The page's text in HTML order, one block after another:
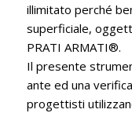
illimitato perché
superficiale,
PRATI ARMATI®.
Il presente
ante ed una
progettisti